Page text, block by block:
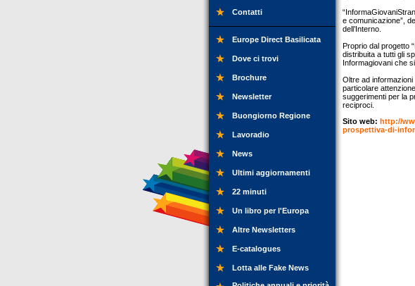
Contatti
Europe Direct Basilicata
Dove ci trovi
Brochure
Newsletter
Buongiorno Regione
Lavoradio
News
Ultimi aggiornamenti
22 minuti
Un libro per l'Europa
Altre Newsletters
E-catalogues
Lotta alle Fake News
e comunicazione”,
dell’Interno.
Proprio dal progetto
distribuita a tutti gli
Informagiovani che
Oltre ad
particolare
suggerimenti per la
reciproci.
Sito web: http://
prospettiva-di-